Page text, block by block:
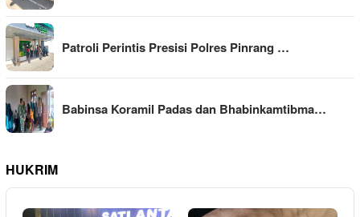
Patroli Perintis Presisi Polres Pinrang …
Babinsa Koramil Padas dan Bhabinkamtibma…
HUKRIM